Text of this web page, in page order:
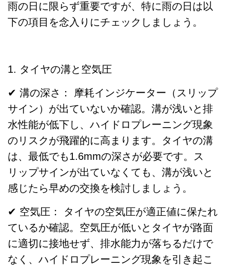
雨の日に限らず重要ですが、特に雨の日は以
下の項目を念入りにチェックしましょう。
1. タイヤの溝と空気圧
✔ 溝の深さ： 摩耗インジケーター（スリップ
サイン）が出ていないか確認。溝が浅いと排
水性能が低下し、ハイドロプレーニング現象
のリスクが飛躍的に高まります。タイヤの溝
は、最低でも1.6mmの深さが必要です。ス
リップサインが出ていなくても、溝が浅いと
感じたら早めの交換を検討しましょう。
✔ 空気圧： タイヤの空気圧が適正値に保たれ
ているか確認。空気圧が低いとタイヤが路面
に適切に接地せず、排水能力が落ちるだけで
なく、ハイドロプレーニング現象を引き起こ